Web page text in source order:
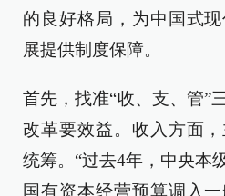
的良好格局，为中国式
展提供制度保障。
首先，找准“收、支、管”
改革要效益。收入方面
统筹。“过去4年，中央本
国有资本经营预算调入